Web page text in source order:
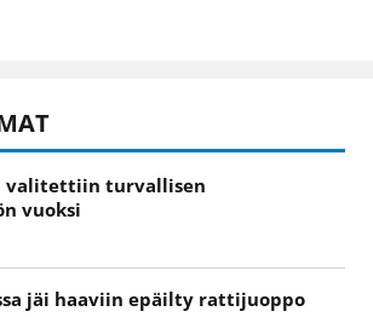
valitettiin turvallisen
vuoksi
jäi haaviin epäilty rattijuoppo